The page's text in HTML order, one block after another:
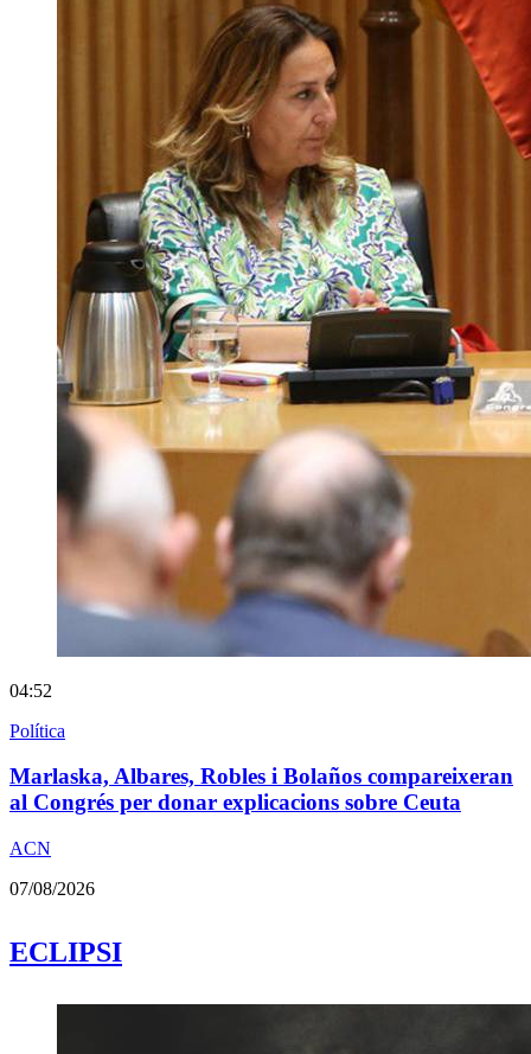
04:52
Política
Marlaska, Albares, Robles i Bolaños compareixeran
al Congrés per donar explicacions sobre Ceuta
ACN
07/08/2026
ECLIPSI